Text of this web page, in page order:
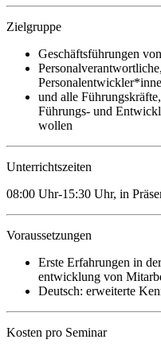
Zielgruppe
Geschäftsführungen
und alle
Führungs- und
wollen
Unterrichtszeiten
08:00 Uhr-15:30 Uhr, in
Voraussetzungen
Erste Erfahrungen in
entwicklung von
Deutsch: erweiterte
Kosten pro Seminar